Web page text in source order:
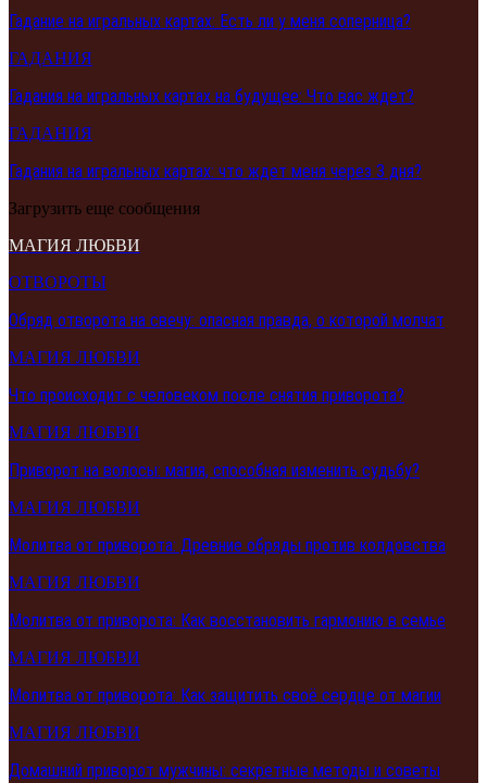
Гадание на игральных картах: Есть ли у меня соперница?
ГАДАНИЯ
Гадания на игральных картах на будущее: Что вас ждет?
ГАДАНИЯ
Гадания на игральных картах: что ждет меня через 3 дня?
Загрузить еще сообщения
МАГИЯ ЛЮБВИ
ОТВОРОТЫ
Обряд отворота на свечу: опасная правда, о которой молчат
МАГИЯ ЛЮБВИ
Что происходит с человеком после снятия приворота?
МАГИЯ ЛЮБВИ
Приворот на волосы: магия, способная изменить судьбу?
МАГИЯ ЛЮБВИ
Молитва от приворота: Древние обряды против колдовства
МАГИЯ ЛЮБВИ
Молитва от приворота: Как восстановить гармонию в семье
МАГИЯ ЛЮБВИ
Молитва от приворота: Как защитить своё сердце от магии
МАГИЯ ЛЮБВИ
Домашний приворот мужчины: секретные методы и советы